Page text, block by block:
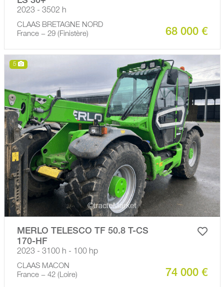
2023 - 3502 h
CLAAS BRETAGNE NORD
France − 29 (Finistère)
68 000 €
5
MERLO TELESCO TF 50.8 T-CS
170-HF
2023 - 3100 h - 100 hp
CLAAS MACON
France − 42 (Loire)
74 000 €